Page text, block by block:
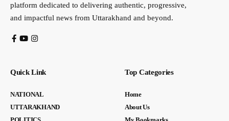
platform dedicated to delivering authentic, progressive,
and impactful news from Uttarakhand and beyond.
Quick Link
NATIONAL
UTTARAKHAND
Top Categories
Home
About Us